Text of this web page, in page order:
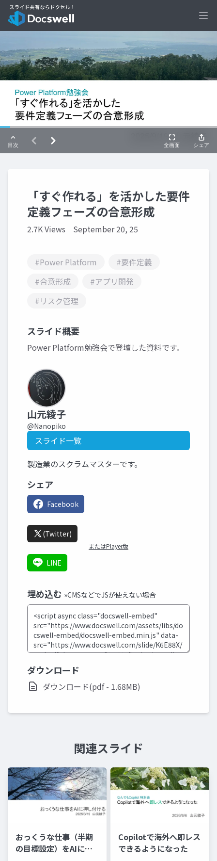
「すぐ作れる」を活かした要件
定義フェーズの合意形成
2.7K Views September 20, 25
#Power Platform
#要件定義
#合意形成
#アプリ開発
#リスク管理
スライド概要
Power Platform勉強会で登壇した資料です。
山元綾子
@Nanopiko
スライド一覧
製造業のスクラムマスターです。
シェア
Facebook
(Twitter)
またはPlayer版
LINE
埋め込む »CMSなどでJSが使えない場合
ダウンロード
ダウンロード(pdf - 1.68MB)
関連スライド
おっくうな仕事（半期
の目標設定）をAIに押
Copilotで海外へ即レス
できるようになった